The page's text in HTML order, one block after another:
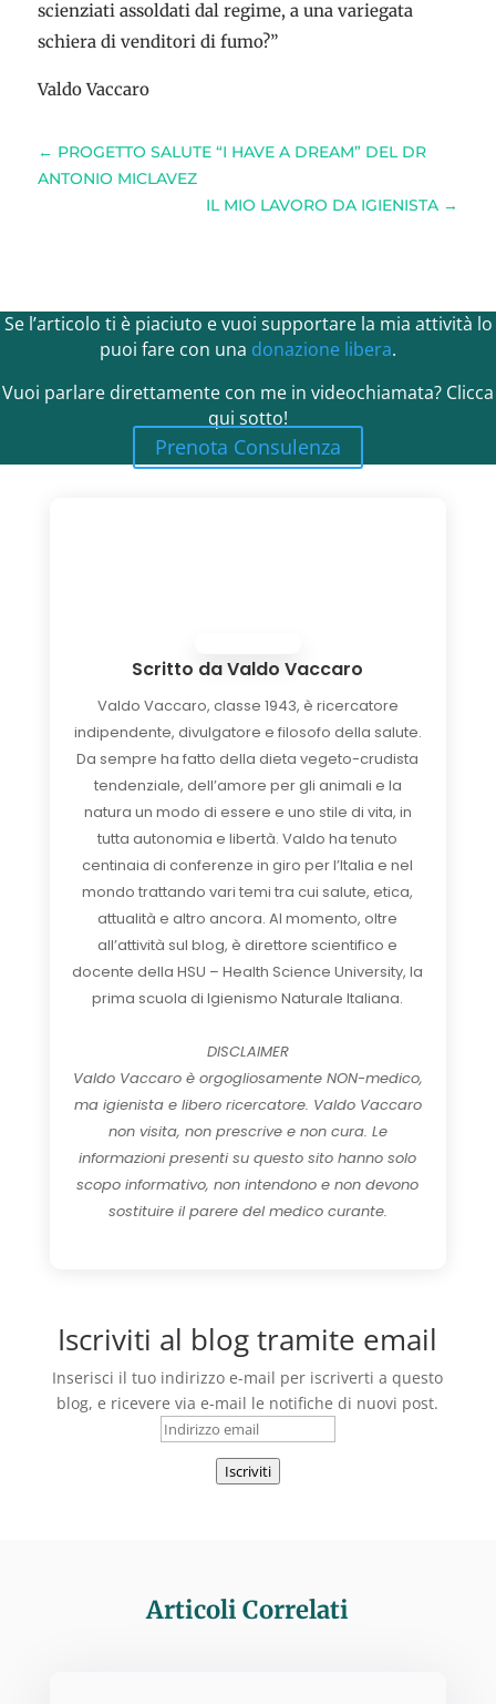
scienziati assoldati dal regime, a una variegata
schiera di venditori di fumo?”
Valdo Vaccaro
← PROGETTO SALUTE “I HAVE A DREAM” DEL DR
ANTONIO MICLAVEZ
IL MIO LAVORO DA IGIENISTA →
Se l’articolo ti è piaciuto e vuoi supportare la mia attività lo
puoi fare con una donazione libera.
Vuoi parlare direttamente con me in videochiamata? Clicca
qui sotto!
Prenota Consulenza
Scritto daValdo Vaccaro
Valdo Vaccaro, classe 1943, è ricercatore
indipendente, divulgatore e filosofo della salute.
Da sempre ha fatto della dieta vegeto-crudista
tendenziale, dell’amore per gli animali e la
natura un modo di essere e uno stile di vita, in
tutta autonomia e libertà. Valdo ha tenuto
centinaia di conferenze in giro per l’Italia e nel
mondo trattando vari temi tra cui salute, etica,
attualità e altro ancora. Al momento, oltre
all’attività sul blog, è direttore scientifico e
docente della HSU – Health Science University, la
prima scuola di Igienismo Naturale Italiana.
DISCLAIMER
Valdo Vaccaro è orgogliosamente NON-medico,
ma igienista e libero ricercatore. Valdo Vaccaro
non visita, non prescrive e non cura. Le
informazioni presenti su questo sito hanno solo
scopo informativo, non intendono e non devono
sostituire il parere del medico curante.
Iscriviti al blog tramite email
Inserisci il tuo indirizzo e-mail per iscriverti a questo
blog, e ricevere via e-mail le notifiche di nuovi post.
Indirizzo
Iscriviti
Articoli Correlati